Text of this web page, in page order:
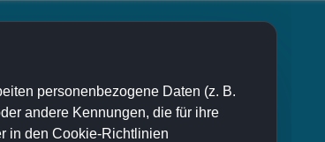
Kinderturnen ELKI Turnen
personenbezogene Daten (z. B.
andere Kennungen, die für ihre
in den Cookie-Richtlinien